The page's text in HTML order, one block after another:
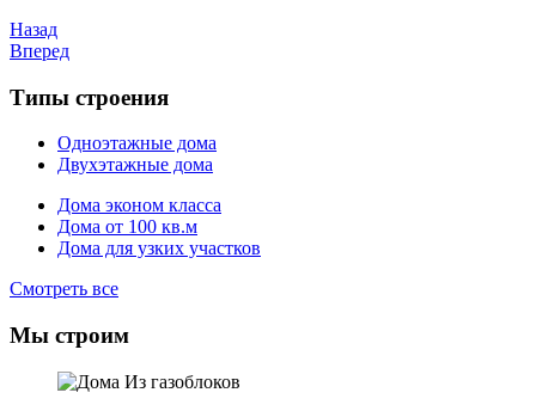
Назад
Вперед
Типы строения
Одноэтажные дома
Двухэтажные дома
Дома эконом класса
Дома от 100 кв.м
Дома для узких участков
Смотреть все
Мы строим